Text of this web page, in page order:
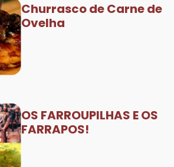
Churrasco de Carne de
Ovelha
OS FARROUPILHAS E OS
FARRAPOS!